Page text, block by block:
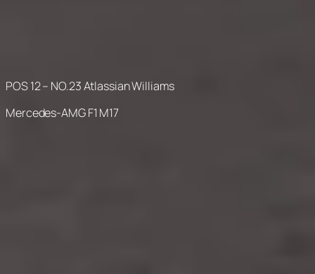
POS 12 – NO.23 Atlassian Williams
Mercedes-AMG F1 M17